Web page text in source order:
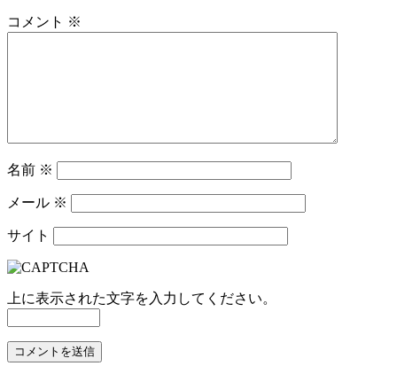
コメント ※
名前 ※
メール ※
サイト
上に表示された文字を入力してください。